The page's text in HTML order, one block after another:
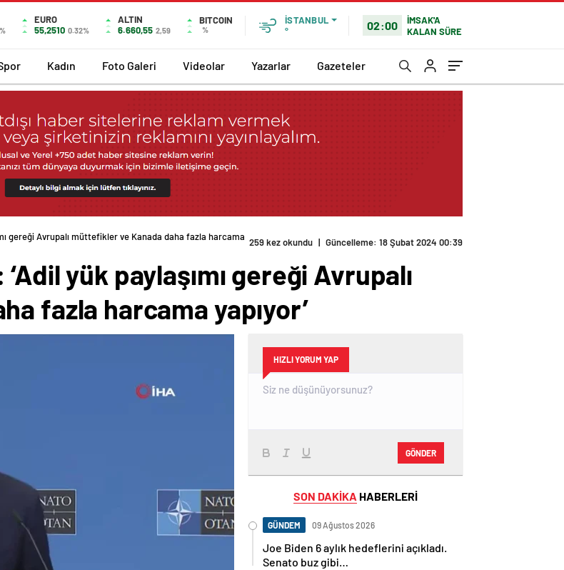
EURO
55,2510 0.32%
ALTIN
6.660,55 2,59
BITCOIN
%
İSTANBUL
°
02:00
İMSAK'A
KALAN SÜRE
Kadın Foto Galeri Videolar Yazarlar Gazeteler
gereği Avrupalı müttefikler ve Kanada daha fazla harcama 259 kez okundu | Güncelleme: 18 Şubat 2024 00:39
yük paylaşımı gereği Avrupalı
fazla harcama yapıyor’
HIZLI YORUM YAP
GÖNDER
SON DAKİKA HABERLERİ
GÜNDEM 09 Ağustos 2026
Joe Biden 6 aylık hedeflerini açıkladı.
Senato buz gibi…